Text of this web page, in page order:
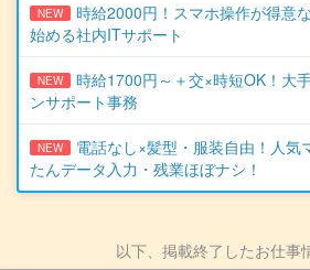
NEW
時給2000円！スマホ操作が得意
始める社内ITサポート
NEW
時給1700円～＋交×時短OK！大
ンサポート事務
NEW
電話なし×髪型・服装自由！人気
たんデータ入力・残業ほぼナシ！
以下、掲載終了したお仕事